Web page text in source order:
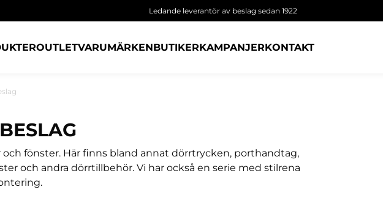
Ledande leverantör av beslag sedan 1922
OUTLETVARUMÄRKENBUTIKERKAMPANJERKONTAKT
och fönster. Här finns bland annat dörrtrycken, porthandtag,
och andra dörrtillbehör. Vi har också en serie med stilrena